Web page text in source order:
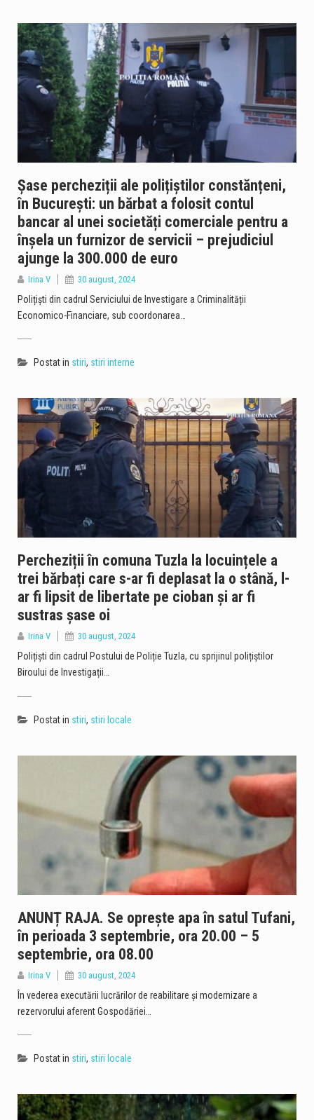
Șase percheziții ale polițiștilor constănțeni,
în București: un bărbat a folosit contul
bancar al unei societăți comerciale pentru a
înșela un furnizor de servicii – prejudiciul
ajunge la 300.000 de euro
Irina V 30 august, 2024
Polițiști din cadrul Serviciului de Investigare a Criminalității
Economico-Financiare, sub coordonarea…
Postat in stiri, stiri interne
Percheziții în comuna Tuzla la locuințele a
trei bărbați care s-ar fi deplasat la o stână, l-
ar fi lipsit de libertate pe cioban și ar fi
sustras șase oi
Irina V 30 august, 2024
Polițiști din cadrul Postului de Poliție Tuzla, cu sprijinul polițiștilor
Biroului de Investigații…
Postat in stiri, stiri locale
ANUNȚ RAJA. Se oprește apa în satul Tufani,
în perioada 3 septembrie, ora 20.00 – 5
septembrie, ora 08.00
Irina V 30 august, 2024
În vederea executării lucrărilor de reabilitare și modernizare a
rezervorului aferent Gospodăriei…
Postat in stiri, stiri locale